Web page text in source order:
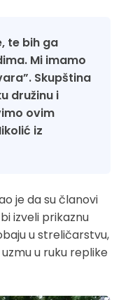
te bih ga
Mi imamo
Skupština
družinu i
ovim
iz
je da su članovi
izveli prikaznu
u streličarstvu,
u ruku replike